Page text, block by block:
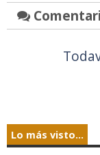
Lo más visto...